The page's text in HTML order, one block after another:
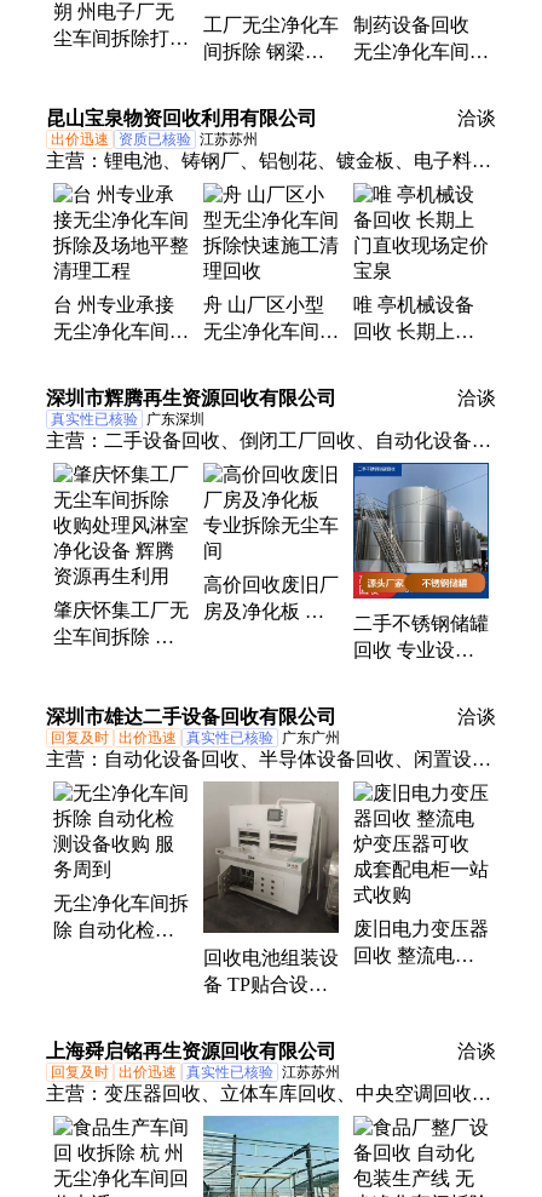
朔 州电子厂无
尘车间拆除打包
原
工厂无尘净化车
间拆除 钢梁钢
焦化厂设备打包
制药设备回收
无尘净化车间拆
产线收购 出价
昆山宝泉物资回收利用有限公司 洽谈
出价迅速 资质已核验 江苏苏州
主营： 锂电池、铸钢厂、铝刨花、镀金板、电子料、
回收pvc、化工厂、旧金属、旧厂房、电缆线、pcb电
镀、干燥机、变压器、镀锡铜、焊锡条、纺织厂、挂
镀线、蒸发器、电镀机、废焊锡、废铜米、废锡线、
熔喷机、电镀线、发电机
台 州专业承接
无尘净化车间拆
理工程
舟 山厂区小型
无尘净化车间拆
回收
唯 亭机械设备
回收 长期上门
深圳市辉腾再生资源回收有限公司 洽谈
真实性已核验 广东深圳
主营： 二手设备回收、倒闭工厂回收、自动化设备回
收、无尘车间回收、中央空调回收、工业机器人回
收、自动化生产线回收、波峰焊回收、锂电池生产线
回收、端子机回收、冷库回收、包装机回收、电子厂
设备回收、喷油设备回收、自动绕线机回收、电缆电
线回收、纸尿裤生产设备回收、自动化机械手臂回
收、服装厂设备回收、灯饰厂设备回收、污水处理设
备回收、整厂设备回收、电镀设备回收、回收二手机
肇庆怀集工厂无
尘车间拆除 收
源再生利用
高价回收废旧厂
房及净化板 专
二手不锈钢储罐
回收 专业设备
深圳市雄达二手设备回收有限公司 洽谈
回复及时 出价迅速 真实性已核验 广东广州
主营： 自动化设备回收、半导体设备回收、闲置设备
回收、工控配件回收、smt设备回收、口罩机回收、
非标自动化设备回收、电镀设备回收、电子设备回
收、封装设备、线路板厂设备回收、电池设备、回收
二手设备、检测设备回收、废铜回收、电子元件、
pcb电路板、喷涂设备、软包电池设备回收、电机回
收、机械回收、回收报废设备、smt接驳台、废铝回
收、锂电池设备回收
无尘净化车间拆
除 自动化检测
回收电池组装设
备 TP贴合设备
询价
废旧电力变压器
回收 整流电炉
上海舜启铭再生资源回收有限公司 洽谈
回复及时 出价迅速 真实性已核验 江苏苏州
主营： 变压器回收、立体车库回收、中央空调回收、
整厂拆除、钢结构拆除、酒店宾馆拆除、电梯拆除回
收、设备回收、注塑机回收、废铜回收、电子废料回
收、货架回收、机器人回收、驱动器回收、电线电缆